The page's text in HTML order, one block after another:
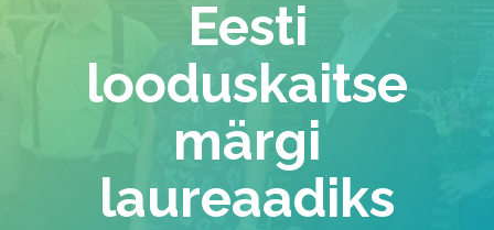
Eesti
looduskaitse
märgi
laureaadiks